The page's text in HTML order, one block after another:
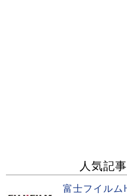
人気記
富士フイル